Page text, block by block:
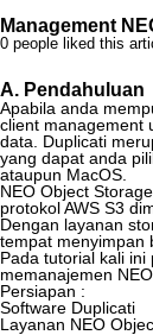
Management
0 people liked this
A. Pendahuluan
Apabila anda
client management
data
Duplicati
yang dapat anda
ataupun MacOS
NEO Object Storage
protokolAWS S3
Dengan layanan
tempat menyimpan
Pada tutorial kali ini
memanajemen NEO
Persiapan :
Software Duplicati
Layanan NEO